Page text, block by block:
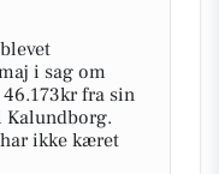
i sag om
fra sin
Kalundborg.
ikke kæret